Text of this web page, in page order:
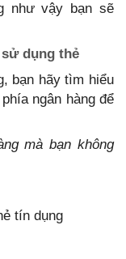
như vậy bạn sẽ
dụng thẻ
bạn hãy tìm hiểu
ngân hàng để
mà bạn không
tín dụng